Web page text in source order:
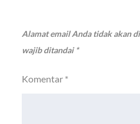
Alamat email Anda tidak akan
wajib ditandai*
Komentar *